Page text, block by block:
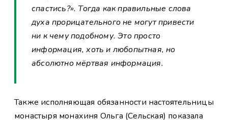
спастись?». Тогда как правильные слова
духа прорицательного не могут привести
ни к чему подобному. Это просто
информация, хоть и любопытная, но
абсолютно мёртвая информация.
Также исполняющая обязанности настоятельницы
монастыря монахиня Ольга (Сельская) показала